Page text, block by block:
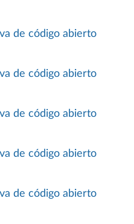
de código abierto
de código abierto
de código abierto
de código abierto
de código abierto